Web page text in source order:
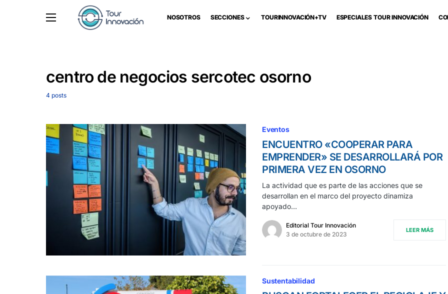
NOSOTROS SECCIONES TOURINNOVACIÓN+TV ESPECIALES TOUR INNOVACIÓN
centro de negocios sercotec osorno
4 posts
Eventos
ENCUENTRO «COOPERAR PARA
EMPRENDER» SE DESARROLLARÁ POR
PRIMERA VEZ EN OSORNO
La actividad que es parte de las acciones que se
desarrollan en el marco del proyecto dinamiza
apoyado…
Editorial Tour Innovación
3 de octubre de 2023
LEER MÁS
Sustentabilidad